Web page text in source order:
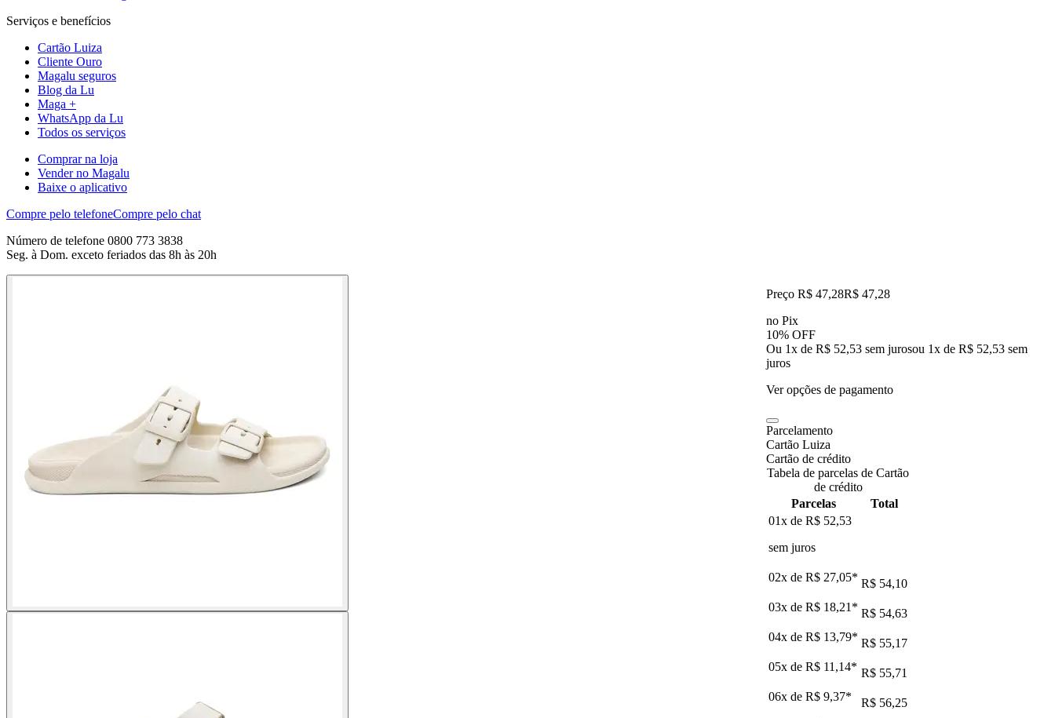
Serviços e benefícios
Cartão Luiza
Cliente Ouro
Magalu seguros
Blog da Lu
Maga +
WhatsApp da Lu
Todos os serviços
Comprar na loja
Vender no Magalu
Baixe o aplicativo
Compre pelo telefoneCompre pelo chat
Número de telefone 0800 773 3838
Seg. à Dom. exceto feriados das 8h às 20h
Preço R$ 47,28R$ 47,28
no Pix
10% OFF
Ou 1x de R$ 52,53 sem jurosou 1x de R$ 52,53 sem
juros
Ver opções de pagamento
Parcelamento
Cartão Luiza
Cartão de crédito
Tabela de parcelas de Cartão
de crédito
Parcelas
Total
01x de R$ 52,53
sem juros
02x de R$ 27,05* R$ 54,10
03x de R$ 18,21 * R$ 54,63
04x de R$ 13,79* R$ 55,17
05x de R$ 11,14* R$ 55,71
06x de R$ 9,37*
R$ 56,25